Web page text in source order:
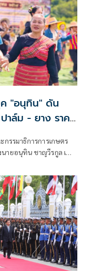
าล์ม - ยาง ราคา
ทุนปุ๋ยช่วย
รรมาธิการการเกษตร
ายอนุทิน ชาญวีรกูล เป็น
รัฐมนตรี